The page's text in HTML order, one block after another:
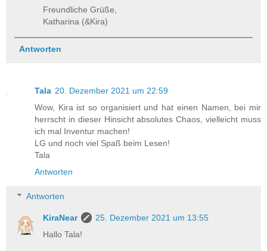
Freundliche Grüße,
Katharina (&Kira)
Antworten
Tala 20. Dezember 2021 um 22:59
Wow, Kira ist so organisiert und hat einen Namen, bei mir
herrscht in dieser Hinsicht absolutes Chaos, vielleicht muss
ich mal Inventur machen!
LG und noch viel Spaß beim Lesen!
Tala
Antworten
Antworten
KiraNear
25. Dezember 2021 um 13:55
Hallo Tala!